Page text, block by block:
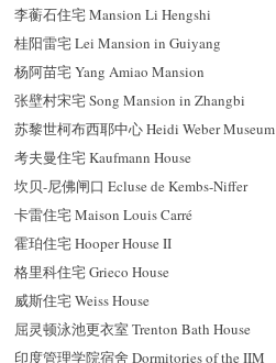
李蘅石住宅 Mansion Li Hengshi
桂阳雷宅 Lei Mansion in Guiyang
杨阿苗宅 Yang Amiao Mansion
张壁村宋宅 Song Mansion in Zhangbi
苏黎世柯布西耶中心 Heidi Weber Museum
考夫曼住宅 Kaufmann House
坎贝-尼佛闸口 Ecluse de Kembs-Niffer
卡雷住宅 Maison Louis Carré
霍珀住宅 Hooper House II
格里科住宅 Grieco House
威斯住宅 Weiss House
屈灵顿泳池更衣室 Trenton Bath House
印度管理学院宿舍 Dormitories of the IIM